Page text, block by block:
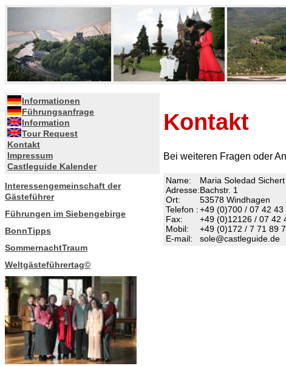
Informationen
Führungsanfrage
Information
Tour Request
Kontakt
Impressum
Castleguide Kalender
Interessengemeinschaft der
Gästeführer
Führungen im Siebengebirge
BonnTipps
SommernachtTraum
Weltgästeführertag©
Kontakt
Bei weiteren Fragen oder
Name:
Maria Soledad Sichert
Adresse:Bachstr. 1
Ort:
53578 Windhagen
Telefon :+49 (0)700 / 07 42 43
Fax:
+49 (0)12126 / 07 42
Mobil:
+49 (0)172 / 7 71 89
E-mail:
sole@castleguide.de
//